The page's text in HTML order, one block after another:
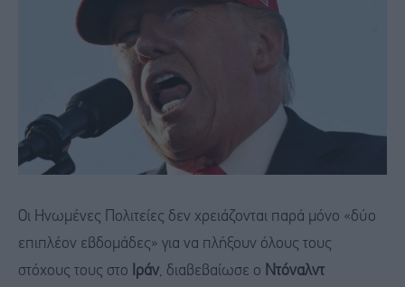
Οι Ηνωμένες Πολιτείες δεν χρειάζονται παρά μόνο «δύο
επιπλέον εβδομάδες» για να πλήξουν όλους τους
στόχους τους στο Ιράν, διαβεβαίωσε ο Ντόναλντ